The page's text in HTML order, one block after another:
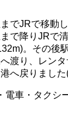
でJRで移動
で降りJRで
。その後
渡り、レン
へ戻りました
電車・タクシ